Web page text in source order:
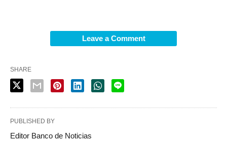
Leave a Comment
SHARE
PUBLISHED BY
Editor Banco de Noticias